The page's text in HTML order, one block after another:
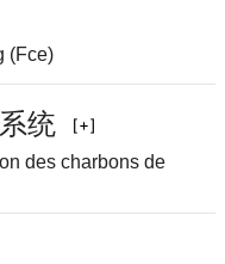
(Fce)
系统
des charbons de